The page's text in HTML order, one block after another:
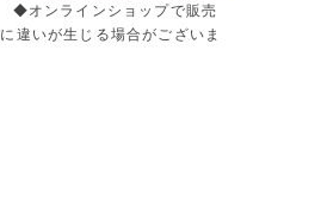
◆オンラインショップで販売
違いが生じる場合がございま